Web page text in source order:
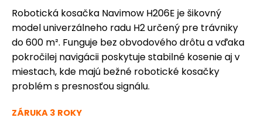
Robotická kosačka Navimow H206E je šikovný
model univerzálneho radu H2 určený pre trávniky
do 600 m². Funguje bez obvodového drôtu a vďaka
pokročilej navigácii poskytuje stabilné kosenie aj v
miestach, kde majú bežné robotické kosačky
problém s presnosťou signálu.
ZÁRUKA 3 ROKY
HĽADAŤ
O
d
p
o